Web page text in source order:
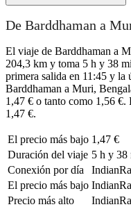
De Barddhaman a
El viaje de Barddhaman a
204,3 km y toma 5 h y 38
primera salida en 11:45 y la
Barddhaman a Muri,
1,47 € o tanto como 1,56 €.
1,47 €.
El precio más bajo 1,47 €
Duración del viaje 5 h y 38
Conexión por día
El precio más bajo
Precio más alto